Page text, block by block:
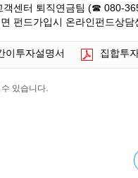
객센터 퇴직연금팀 (☎ 080-
펀드가입시 온라인펀드상
이투자설명서 집합투
있습니다.